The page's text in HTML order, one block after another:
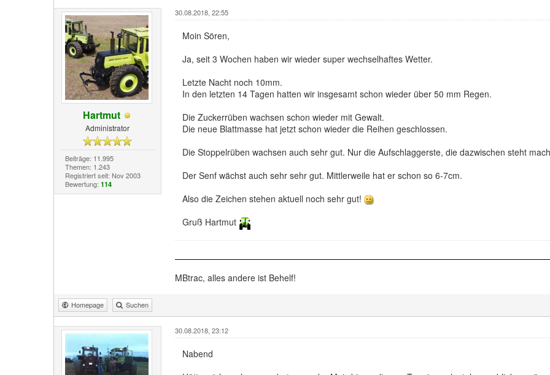
Hartmut
Administrator
Beiträge: 11.995
Themen: 1.243
Registriert seit: Nov 2003
Bewertung: 114
30.08.2018, 22:55
Moin Sören,
Ja, seit 3 Wochen haben wir wieder super wechselhaftes Wetter.
Letzte Nacht noch 10mm.
In den letzten 14 Tagen hatten wir insgesamt schon wieder über 50 mm Regen.
Die Zuckerrüben wachsen schon wieder mit Gewalt.
Die neue Blattmasse hat jetzt schon wieder die Reihen geschlossen.
Die Stoppelrüben wachsen auch sehr gut. Nur die Aufschlaggerste, die dazwischen steht
Der Senf wächst auch sehr sehr gut. Mittlerweile hat er schon so 6-7cm.
Also die Zeichen stehen aktuell noch sehr gut!
Gruß Hartmut
MBtrac, alles andere ist Behelf!
Homepage Suchen
30.08.2018, 23:12
Nabend